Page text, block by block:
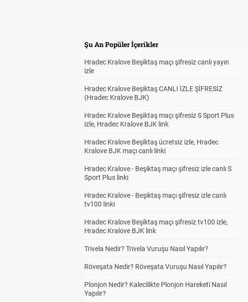
Şu An Popüler İçerikler
Hradec Kralove Beşiktaş maçı şifresiz canlı yayın
izle
Hradec Kralove Beşiktaş CANLI İZLE ŞİFRESİZ
(Hradec Kralove BJK)
Hradec Kralove Beşiktaş maçı şifresiz S Sport Plus
izle, Hradec Kralove BJK link
Hradec Kralove Beşiktaş ücretsiz izle, Hradec
Kralove BJK maçı canlı linki
Hradec Kralove - Beşiktaş maçı şifresiz izle canlı S
Sport Plus linki
Hradec Kralove - Beşiktaş maçı şifresiz izle canlı
tv100 linki
Hradec Kralove Beşiktaş maçı şifresiz tv100 izle,
Hradec Kralove BJK link
Trivela Nedir? Trivela Vuruşu Nasıl Yapılır?
Röveşata Nedir? Röveşata Vuruşu Nasıl Yapılır?
Plonjon Nedir? Kalecilikte Plonjon Hareketi Nasıl
Yapılır?